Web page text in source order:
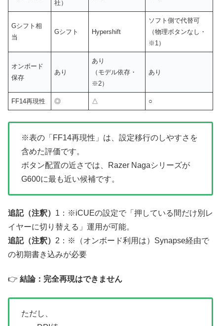
社）
Gシフト相
当
Gシフト Hypershift
ソフト側で代替可
（物理ボタンなし・
※1）
オンボード
保存
あり
あり
（モデル依存・
※2）
あり
FF14再現性 ◎ △ ○
※表の「FF14再現性」は、設定移行のしやすさを
含めた評価です。
ボタン配置の近さでは、Razer Nagaシリーズが
G600に最も近い候補です。
追記（注釈） 1：※iCUEの設定で「押している間だけ別レ
イヤーに切り替える」運用が可能。
追記（注釈） 2：※（オンボード利用は）Synapse経由で
の初期書き込みが必要
👉 結論：完全再現はできません
ただし、